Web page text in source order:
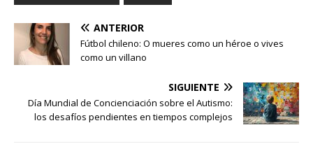
ANTERIOR
Fútbol chileno: O mueres como un héroe o vives
como un villano
SIGUIENTE
Día Mundial de Concienciación sobre el Autismo:
los desafíos pendientes en tiempos complejos